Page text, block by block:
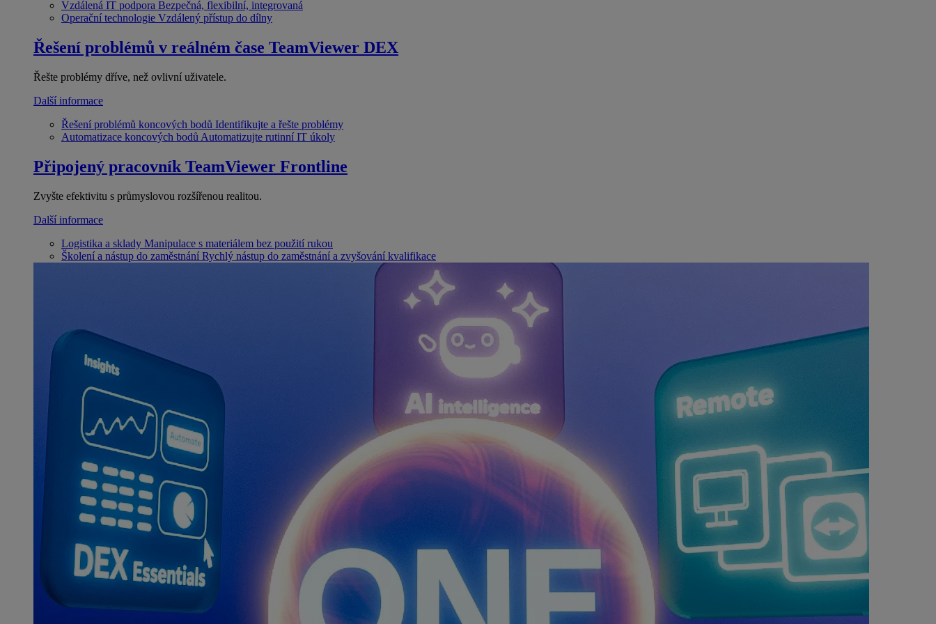
Vzdálená IT podpora Bezpečná, flexibilní, integrovaná
Operační technologie Vzdálený přístup do dílny
Řešení problémů v reálném čase TeamViewer DEX
Řešte problémy dříve, než ovlivní uživatele.
Další informace
Řešení problémů koncových bodů Identifikujte a řešte problémy
Automatizace koncových bodů Automatizujte rutinní IT úkoly
Připojený pracovník TeamViewer Frontline
Zvyšte efektivitu s průmyslovou rozšířenou realitou.
Další informace
Logistika a sklady Manipulace s materiálem bez použití rukou
Školení a nástup do zaměstnání Rychlý nástup do zaměstnání a zvyšování kvalifikace